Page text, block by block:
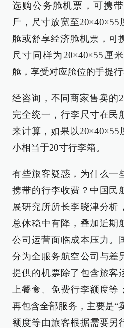
选购公务舱机票，可携
斤，尺寸放宽至
舱或舒享经济舱机票，可
尺寸同样为20×40×55厘
舱，享受对应舱位的手提行
经咨询，不同商家售卖的
完全统一，行李尺寸在民
来计算，如果以20×40×55
小相当于20寸行李箱。
有些旅客疑惑，为什么一
携带的行李收费？中国民
展研究所所长李晓津分析
总体稳中有降，叠加近期
公司运营面临成本压力。
分为全服务航空公司与差
提供的机票除了包含旅客
上餐食、免费行李额度
再包含全部服务，主要是“
额度等由旅客根据需要另